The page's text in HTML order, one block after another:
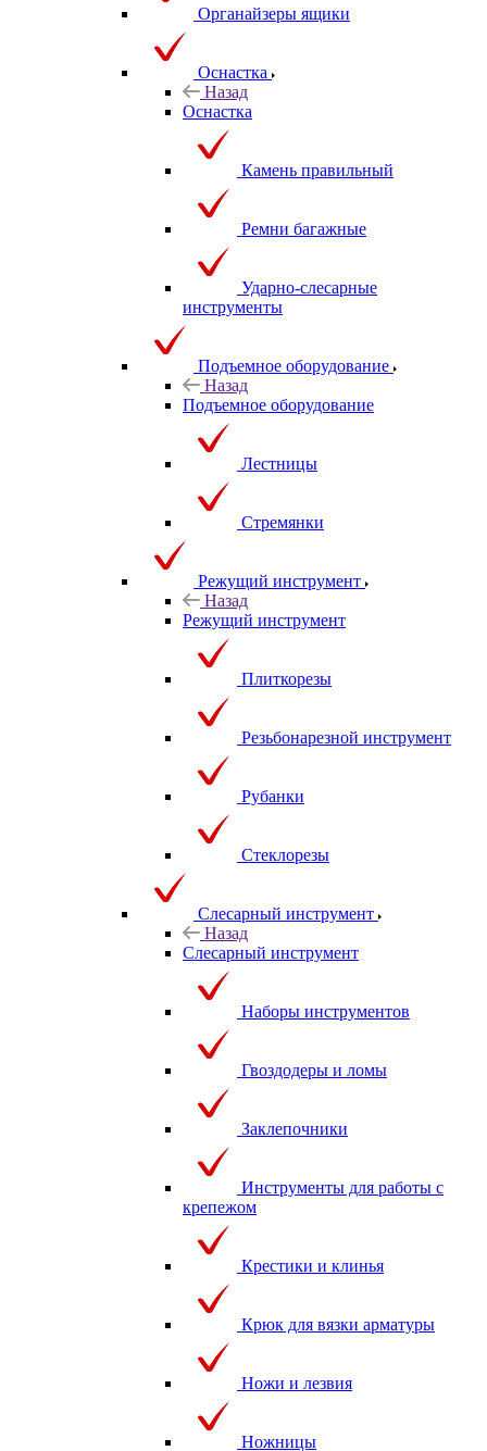
Органайзеры ящики
Оснастка
Назад
Оснастка
Камень правильный
Ремни багажные
Ударно-слесарные
инструменты
Подъемное оборудование
Назад
Подъемное оборудование
Лестницы
Стремянки
Режущий инструмент
Назад
Режущий инструмент
Плиткорезы
Резьбонарезной инструмент
Рубанки
Стеклорезы
Слесарный инструмент
Назад
Слесарный инструмент
Наборы инструментов
Гвоздодеры и ломы
Заклепочники
Инструменты для работы с
крепежом
Крестики и клинья
Крюк для вязки арматуры
Ножи и лезвия
Ножницы